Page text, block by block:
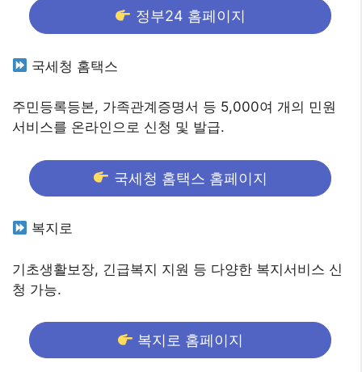
정부24 홈페이지
국세청 홈택스
주민등록등본, 가족관계증명서 등 5,000여 개의 민원
서비스를 온라인으로 신청 및 발급.
국세청 홈택스 홈페이지
복지로
기초생활보장, 긴급복지 지원 등 다양한 복지서비스 신
청 가능.
복지로 홈페이지